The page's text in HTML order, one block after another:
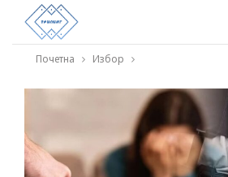
Почетна Избор